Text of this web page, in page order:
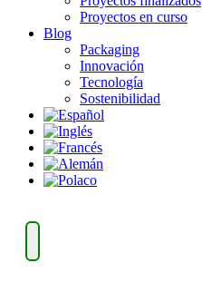
Proyectos en curso
Blog
Packaging
Innovación
Tecnología
Sostenibilidad